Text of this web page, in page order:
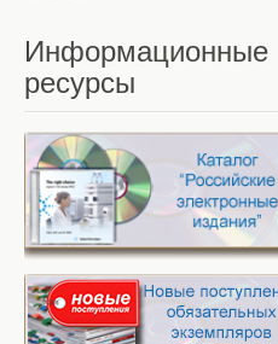
Информационные
ресурсы